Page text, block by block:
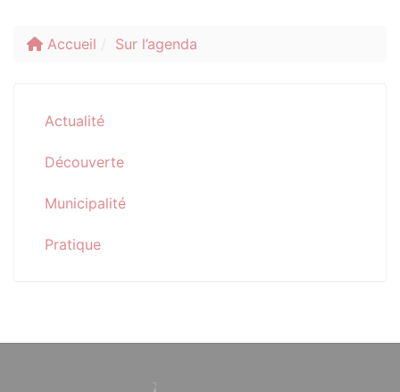
Accueil Sur l’agenda
Actualité
Découverte
Municipalité
Pratique